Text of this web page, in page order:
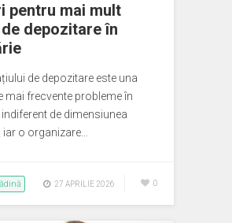
pentru mai mult
depozitare în
de depozitare este una
mai frecvente probleme în
de dimensiunea
o organizare…
27 APRILIE 2026 0